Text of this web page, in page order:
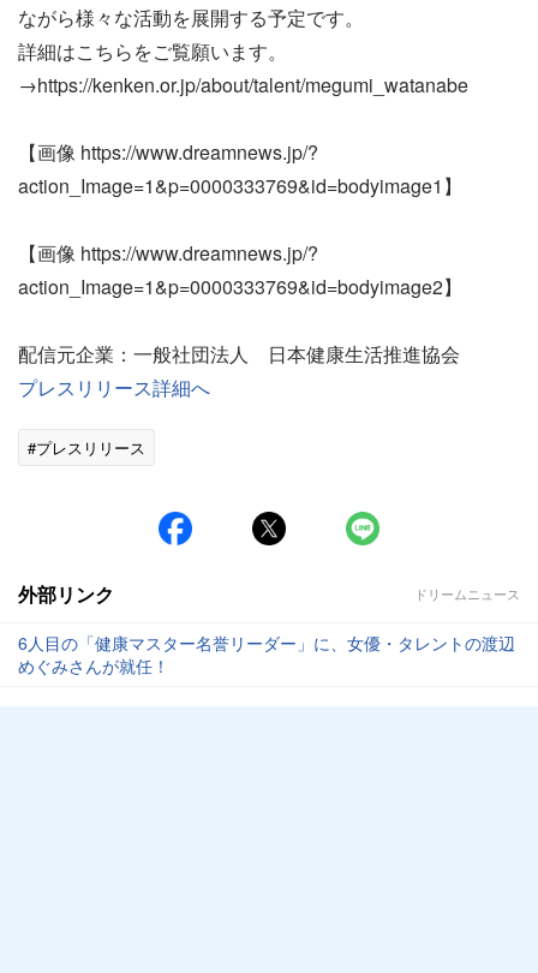
ながら様々な活動を展開する予定です。
詳細はこちらをご覧願います。
→https://kenken.or.jp/about/talent/megumi_watanabe
【画像 https://www.dreamnews.jp/?
action_Image=1&p=0000333769&id=bodyimage1】
【画像 https://www.dreamnews.jp/?
action_Image=1&p=0000333769&id=bodyimage2】
配信元企業：一般社団法人 日本健康生活推進協会
プレスリリース詳細へ
#プレスリリース
外部リンク ドリームニュース
6人目の「健康マスター名誉リーダー」に、女優・タレントの渡辺
めぐみさんが就任！